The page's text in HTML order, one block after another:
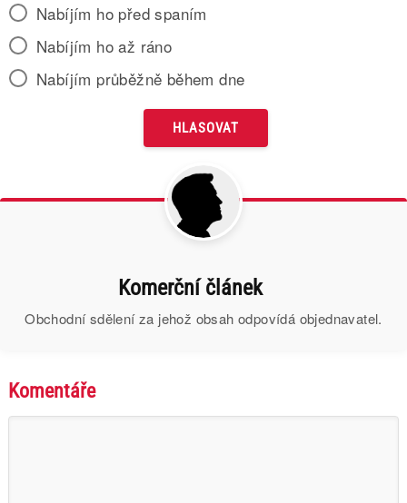
Nabíjím ho před spaním
Nabíjím ho až ráno
Nabíjím průběžně během dne
Komerční článek
Obchodní sdělení za jehož obsah odpovídá objednavatel.
Komentáře